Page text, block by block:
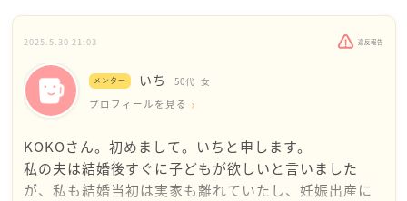
2025.5.30 21:03 違反報告
メンター いち 50代 女
プロフィールを見る
KOKOさん。初めまして。いちと申します。
私の夫は結婚後すぐに子どもが欲しいと言いました
が、私も結婚当初は実家も離れていたし、妊娠出産に